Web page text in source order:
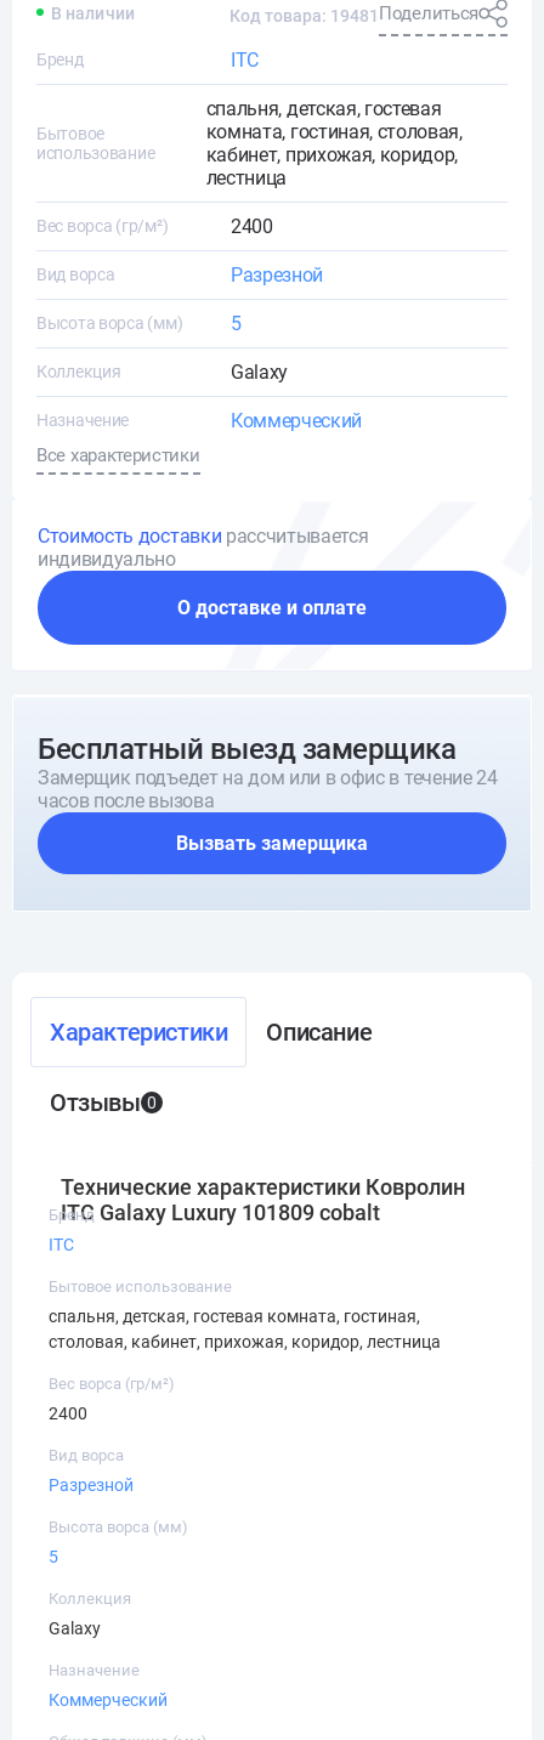
В наличии Код товара: 19481 Поделиться
Бренд ITC
Бытовое
использование
спальня, детская, гостевая
комната, гостиная, столовая,
кабинет, прихожая, коридор,
лестница
Вес ворса (гр/м²) 2400
Вид ворса Разрезной
Высота ворса (мм) 5
Коллекция Galaxy
Назначение Коммерческий
Все характеристики
Стоимость доставки рассчитывается
индивидуально
О доставке и оплате
Бесплатный выезд замерщика
Замерщик подъедет на дом или в офис в течение 24
часов после вызова
Вызвать замерщика
Характеристики Описание
Отзывы 0
Технические характеристики Ковролин
ITC Galaxy Luxury 101809 cobalt
Бренд
ITC
Бытовое использование
спальня, детская, гостевая комната, гостиная,
столовая, кабинет, прихожая, коридор, лестница
Вес ворса (гр/м²)
2400
Вид ворса
Разрезной
Высота ворса (мм)
5
Коллекция
Galaxy
Назначение
Коммерческий